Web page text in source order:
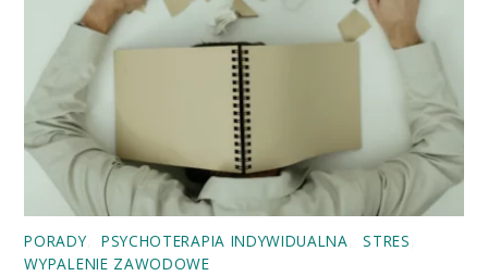
PORADY PSYCHOTERAPIA INDYWIDUALNA STRES
WYPALENIE ZAWODOWE